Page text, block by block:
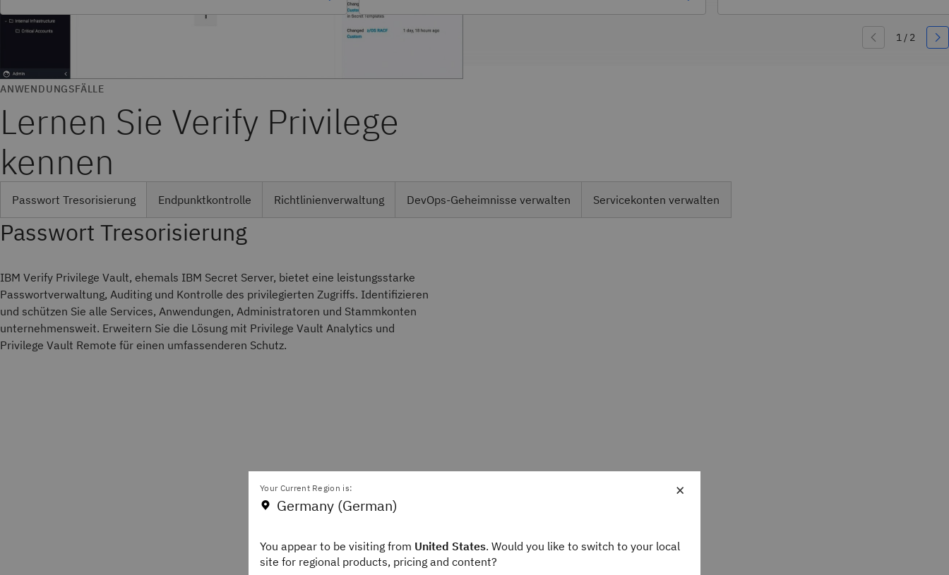
wirklich skalierbar ist.
ANWENDUNGSFÄLLE
Lernen Sie Verify Privilege
kennen
Passwort Tresorisierung Endpunktkontrolle Richtlinienverwaltung DevOps-Geheimnisse verwalten Servicekonten verwalten
Passwort Tresorisierung
IBM Verify Privilege Vault, ehemals IBM Secret Server, bietet eine leistungsstarke
Passwortverwaltung, Auditing und Kontrolle des privilegierten Zugriffs. Identifizieren
und schützen Sie alle Services, Anwendungen, Administratoren und Stammkonten
unternehmensweit. Erweitern Sie die Lösung mit Privilege Vault Analytics und
Privilege Vault Remote für einen umfassenderen Schutz.
×
Your Current Region is:
Germany (German)
You appear to be visiting from United States. Would you like to switch to your local
site for regional products, pricing and content?